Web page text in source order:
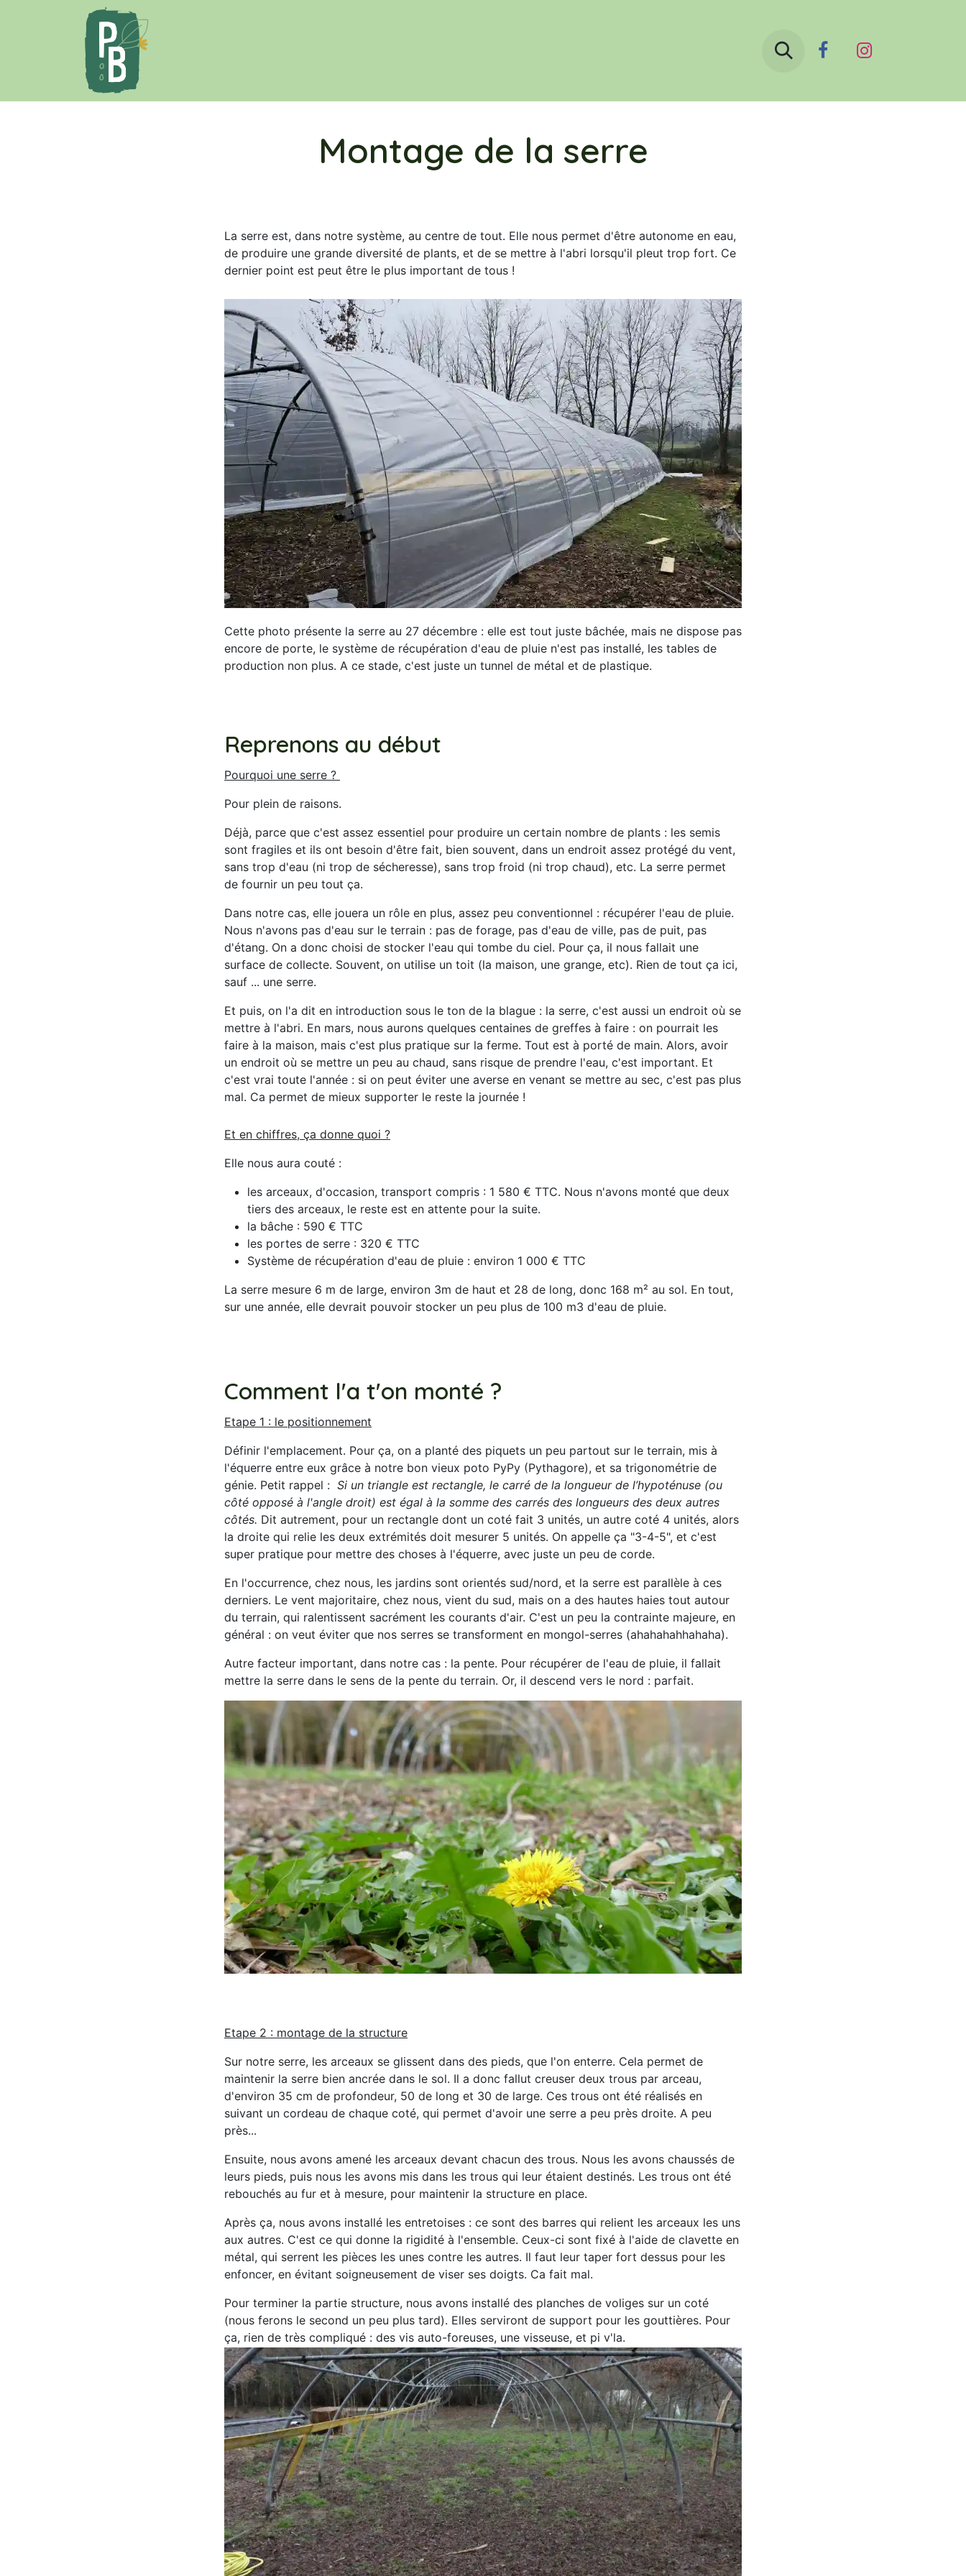
Se rendre au contenu
Le blog Contactez-nous
Montage de la serre
Cette photo présente la serre au 27 décembre : elle est tout juste bâchée, mais ne dispose pas
encore de porte, le système de récupération d'eau de pluie n'est pas installé, les tables de
production non plus. A ce stade, c'est juste un tunnel de métal et de plastique.
La serre est, dans notre système, au centre de tout. Elle nous permet d'être autonome en eau,
de produire une grande diversité de plants, et de se mettre à l'abri lorsqu'il pleut trop fort. Ce
dernier point est peut être le plus important de tous !
Etape 2 : montage de la structure
Sur notre serre, les arceaux se glissent dans des pieds, que l'on enterre. Cela permet de
maintenir la serre bien ancrée dans le sol. Il a donc fallut creuser deux trous par arceau,
d'environ 35 cm de profondeur, 50 de long et 30 de large. Ces trous ont été réalisés en
suivant un cordeau de chaque coté, qui permet d'avoir une serre a peu près droite. A peu
près...
Ensuite, nous avons amené les arceaux devant chacun des trous. Nous les avons chaussés de
leurs pieds, puis nous les avons mis dans les trous qui leur étaient destinés. Les trous ont été
rebouchés au fur et à mesure, pour maintenir la structure en place.
Après ça, nous avons installé les entretoises : ce sont des barres qui relient les arceaux les uns
aux autres. C'est ce qui donne la rigidité à l'ensemble. Ceux-ci sont fixé à l'aide de clavette en
métal, qui serrent les pièces les unes contre les autres. Il faut leur taper fort dessus pour les
enfoncer, en évitant soigneusement de viser ses doigts. Ca fait mal.
Pour terminer la partie structure, nous avons installé des planches de voliges sur un coté
(nous ferons le second un peu plus tard). Elles serviront de support pour les gouttières. Pour
ça, rien de très compliqué : des vis auto-foreuses, une visseuse, et pi v'la.
Etape 1 : le positionnement
Définir l'emplacement. Pour ça, on a planté des piquets un peu partout sur le terrain, mis à
l'équerre entre eux grâce à notre bon vieux poto PyPy (Pythagore), et sa trigonométrie de
génie. Petit rappel : Si un triangle est rectangle, le carré de la longueur de l’hypoténuse (ou
côté opposé à l'angle droit) est égal à la somme des carrés des longueurs des deux autres
côtés. Dit autrement, pour un rectangle dont un coté fait 3 unités, un autre coté 4 unités, alors
la droite qui relie les deux extrémités doit mesurer 5 unités. On appelle ça "3-4-5", et c'est
super pratique pour mettre des choses à l'équerre, avec juste un peu de corde.
En l'occurrence, chez nous, les jardins sont orientés sud/nord, et la serre est parallèle à ces
derniers. Le vent majoritaire, chez nous, vient du sud, mais on a des hautes haies tout autour
du terrain, qui ralentissent sacrément les courants d'air. C'est un peu la contrainte majeure, en
général : on veut éviter que nos serres se transforment en mongol-serres (ahahahahhahaha).
Autre facteur important, dans notre cas : la pente. Pour récupérer de l'eau de pluie, il fallait
mettre la serre dans le sens de la pente du terrain. Or, il descend vers le nord : parfait.
Comment l'a t'on monté ?
Et en chiffres, ça donne quoi ?
Elle nous aura couté :
les arceaux, d'occasion, transport compris : 1 580 € TTC. Nous n'avons monté que deux
tiers des arceaux, le reste est en attente pour la suite.
la bâche : 590 € TTC
les portes de serre : 320 € TTC
Système de récupération d'eau de pluie : environ 1 000 € TTC
La serre mesure 6 m de large, environ 3m de haut et 28 de long, donc 168 m² au sol. En tout,
sur une année, elle devrait pouvoir stocker un peu plus de 100 m3 d'eau de pluie.
Pourquoi une serre ?
Pour plein de raisons.
Déjà, parce que c'est assez essentiel pour produire un certain nombre de plants : les semis
sont fragiles et ils ont besoin d'être fait, bien souvent, dans un endroit assez protégé du vent,
sans trop d'eau (ni trop de sécheresse), sans trop froid (ni trop chaud), etc. La serre permet
de fournir un peu tout ça.
Dans notre cas, elle jouera un rôle en plus, assez peu conventionnel : récupérer l'eau de pluie.
Nous n'avons pas d'eau sur le terrain : pas de forage, pas d'eau de ville, pas de puit, pas
d'étang. On a donc choisi de stocker l'eau qui tombe du ciel. Pour ça, il nous fallait une
surface de collecte. Souvent, on utilise un toit (la maison, une grange, etc). Rien de tout ça ici,
sauf ... une serre.
Et puis, on l'a dit en introduction sous le ton de la blague : la serre, c'est aussi un endroit où se
mettre à l'abri. En mars, nous aurons quelques centaines de greffes à faire : on pourrait les
faire à la maison, mais c'est plus pratique sur la ferme. Tout est à porté de main. Alors, avoir
un endroit où se mettre un peu au chaud, sans risque de prendre l'eau, c'est important. Et
c'est vrai toute l'année : si on peut éviter une averse en venant se mettre au sec, c'est pas plus
mal. Ca permet de mieux supporter le reste la journée !
Reprenons au début